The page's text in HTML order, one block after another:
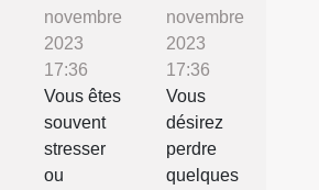
novembre
2023
17:36
Vous êtes
souvent
stresser
ou
novembre
2023
17:36
Vous
désirez
perdre
quelques